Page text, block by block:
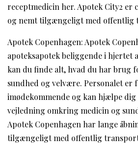
receptmedicin her. Apotek City2 er
og nemt tilgængeligt med offentlig
Apotek Copenhagen: Apotek
apoteksapotek beliggende i hjertet
kan du finde alt, hvad du har brug
sundhed og velvære. Personalet er
imødekommende og kan hjælpe
vejledning omkring medicin og
Apotek Copenhagen har lange
tilgængeligt med offentlig